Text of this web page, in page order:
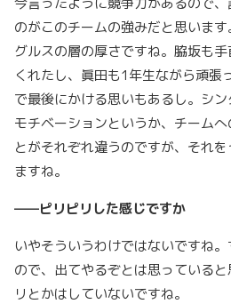
のがこのチームの強みだと思いま
グルスの層の厚さですね。脇坂も
くれたし、眞田も1年生ながら頑張
で最後にかける思いもあるし。シ
モチベーションというか、チーム
とがそれぞれ違うのですが、それ
ますね。
——ピリピリした感じですか
いやそういうわけではないですね
ので、出てやるぞとは思っている
リとかはしていないですね。